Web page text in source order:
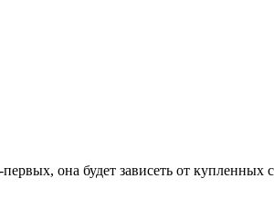
она будет зависеть от купленных